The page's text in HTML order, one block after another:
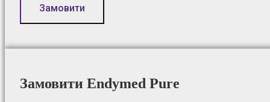
Замовити Endymed Pure